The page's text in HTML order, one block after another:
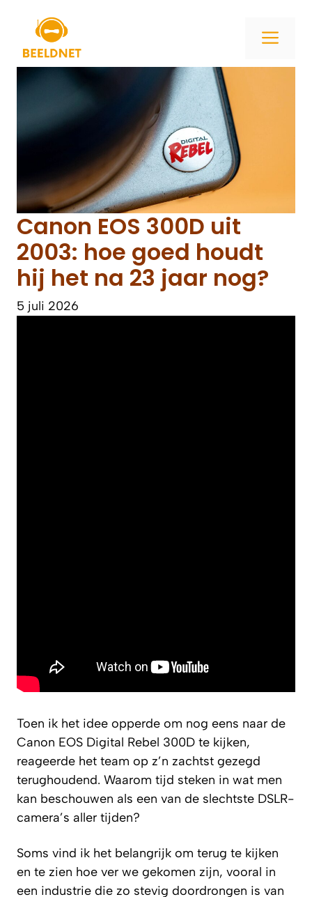
inhoud
Canon EOS 300D uit
2003: hoe goed houdt
hij het na 23 jaar nog?
5 juli 2026
Toen ik het idee opperde om nog eens naar de
Canon EOS Digital Rebel 300D te kijken,
reageerde het team op z’n zachtst gezegd
terughoudend. Waarom tijd steken in wat men
kan beschouwen als een van de slechtste DSLR-
camera’s aller tijden?
Soms vind ik het belangrijk om terug te kijken
en te zien hoe ver we gekomen zijn, vooral in
een industrie die zo stevig doordrongen is van